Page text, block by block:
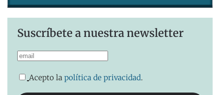
Suscríbete a nuestra newsletter
Acepto la política de privacidad.